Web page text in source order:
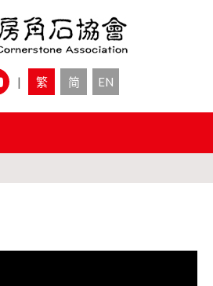
| 繁 简 EN